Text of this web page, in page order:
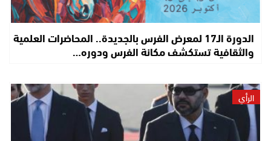
الدورة الـ17 لمعرض الفرس بالجديدة.. المحاضرات العلمية
والثقافية تستكشف مكانة الفرس ودوره…
الرأي